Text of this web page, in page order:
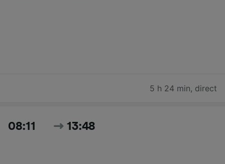
5 h 24 min, direct
08:11 13:48